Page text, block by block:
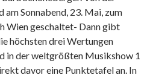
Sonnabend, 23. Mai, zum
Wien geschaltet- Dann gibt
höchsten drei Wertungen
in der weltgrößten Musikshow 1
davor eine Punktetafel an. In